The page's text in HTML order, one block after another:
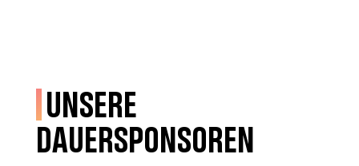
Unsere
Dauersponsoren